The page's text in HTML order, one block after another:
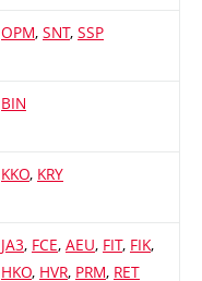
OPM, SNT, SSP
BIN
KKO, KRY
JA3, FCE, AEU, FIT, FIK,
HKO, HVR, PRM, RET